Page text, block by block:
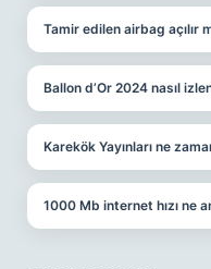
Tamir edilen airbag açılır
Ballon d’Or 2024 nasıl
Karekök Yayınları ne
1000 Mb internet hızı ne